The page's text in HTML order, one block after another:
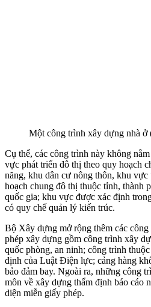
Một công trình xây dựng nhà
Cụ thể, các công trình này không
vực phát triển đô thị theo quy hoạch
năng, khu dân cư nông thôn, khu
hoạch chung đô thị thuộc tỉnh, thành
quốc gia; khu vực được xác định
có quy chế quản lý kiến trúc.
Bộ Xây dựng mở rộng thêm các
phép xây dựng gồm công trình xây
quốc phòng, an ninh; công trình
định của Luật Điện lực; cảng hàng
bảo đảm bay. Ngoài ra, những công
môn về xây dựng thẩm định báo cáo
diện miễn giấy phép.